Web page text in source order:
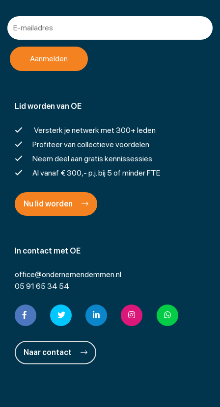
In contact met OE
office@ondernemendemmen.nl
05 91 65 34 54
Naar contact
Lid worden van OE
Versterk je netwerk met 300+ leden
Profiteer van collectieve voordelen
Neem deel aan gratis kennissessies
Al vanaf € 300,- p.j. bij 5 of minder FTE
Nu lid worden